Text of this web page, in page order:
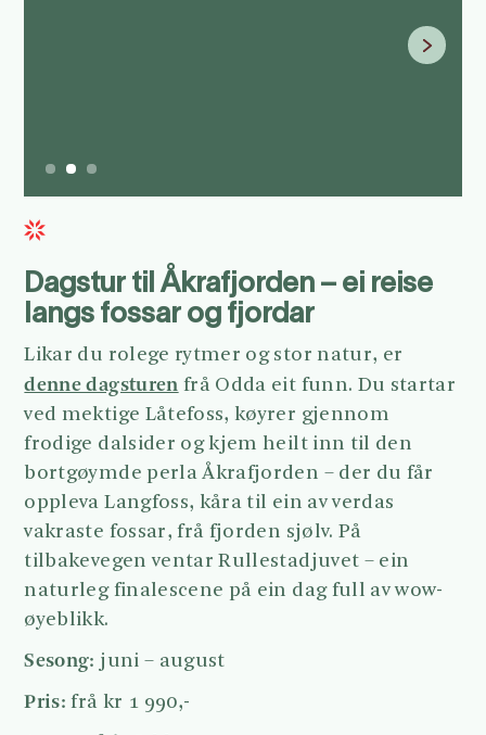
Dagstur til Åkrafjorden – ei reise
langs fossar og fjordar
Likar du rolege rytmer og stor natur, er
denne dagsturen frå Odda eit funn. Du startar
ved mektige Låtefoss, køyrer gjennom
frodige dalsider og kjem heilt inn til den
bortgøymde perla Åkrafjorden – der du får
oppleva Langfoss, kåra til ein av verdas
vakraste fossar, frå fjorden sjølv. På
tilbakevegen ventar Rullestadjuvet – ein
naturleg finalescene på ein dag full av wow-
øyeblikk.
Sesong: juni – august
Pris: frå kr 1 990,-